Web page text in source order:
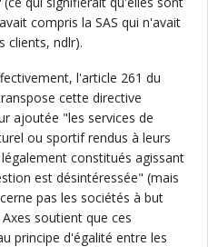
compris la SAS qui n'avait
clients, ndlr).
l'article 261 du
cette directive
ajoutée "les services de
ou sportif rendus à leurs
constitués agissant
est désintéressée" (mais
pas les sociétés à but
soutient que ces
principe d'égalité entre les